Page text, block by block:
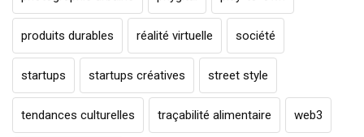
produits durables réalité virtuelle société
startups startups créatives street style
tendances culturelles traçabilité alimentaire web3